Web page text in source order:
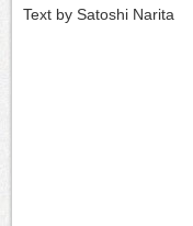
Text by Satoshi Narita